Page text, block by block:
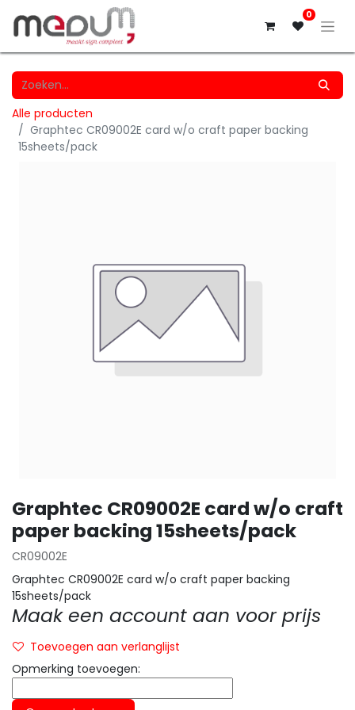
0
Alle producten
Graphtec CR09002E card w/o craft paper backing
15sheets/pack
Graphtec CR09002E card w/o craft
paper backing 15sheets/pack
CR09002E
Graphtec CR09002E card w/o craft paper backing
15sheets/pack
Maak een account aan voor prijs
Toevoegen aan verlanglijst
Opmerking toevoegen: